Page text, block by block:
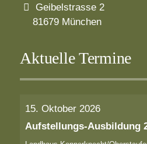
Geibelstrasse 2
81679 München
Aktuelle Termine
15. Oktober 2026
Aufstellungs-Ausbildung